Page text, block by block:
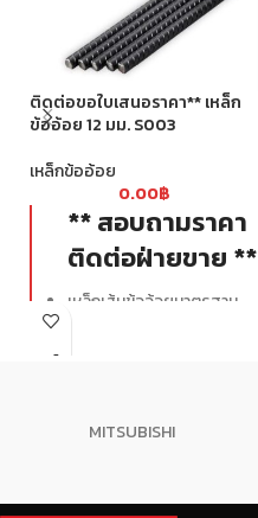
ติดต่อขอใบเสนอราคา** เหล็ก
ข้ออ้อย 12 มม. S003
เหล็กข้ออ้อย
0.00฿
** สอบถามราคา
ติดต่อฝ่ายขาย **
เหล็กเส้นข้ออ้อยมาตรฐาน
ไม่มีรอยปริและแตกร้าว
MITSUBISHI